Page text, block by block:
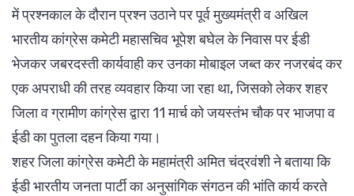
में प्रश्नकाल के दौरान प्रश्न उठाने पर पूर्व मुख्यमंत्री व अखिल
भारतीय कांग्रेस कमेटी महासचिव भूपेश बघेल के निवास पर ईडी
भेजकर जबरदस्ती कार्यवाही कर उनका मोबाइल जब्त कर नजरबंद कर
एक अपराधी की तरह व्यवहार किया जा रहा था, जिसको लेकर शहर
जिला व ग्रामीण कांग्रेस द्वारा 11 मार्च को जयस्तंभ चौक पर भाजपा व
ईडी का पुतला दहन किया गया।
शहर जिला कांग्रेस कमेटी के महामंत्री अमित चंद्रवंशी ने बताया कि
ईडी भारतीय जनता पार्टी का अनुसांगिक संगठन की भांति कार्य करते